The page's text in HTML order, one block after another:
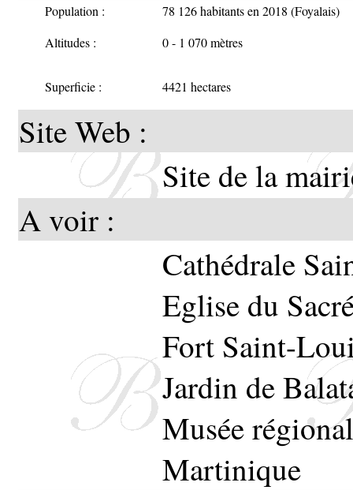
Population :
78 126 habitants en 2018 (Foyalais)
Altitudes :
0 - 1 070 mètres
Superficie : 4421 hectares
Site Web :
Site de la
A voir :
Cathédrale
Eglise du
Fort Saint-
Jardin de
Musée
Martinique